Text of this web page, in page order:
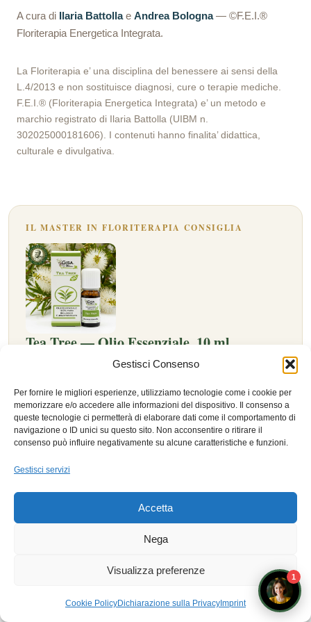
Gestisci Consenso
Per fornire le migliori esperienze, utilizziamo tecnologie come i cookie per
memorizzare e/o accedere alle informazioni del dispositivo. Il consenso a
queste tecnologie ci permetterà di elaborare dati come il comportamento di
navigazione o ID unici su questo sito. Non acconsentire o ritirare il
consenso può influire negativamente su alcune caratteristiche e funzioni.
Gestisci servizi
Accetta
Nega
Visualizza preferenze
Cookie PolicyDichiarazione sulla Privacy Imprint
A cura di Ilaria Battollae Andrea Bologna— ©F.E.I.®
Floriterapia Energetica Integrata.
La Floriterapia e’ una disciplina del benessere ai sensi della
L.4/2013 e non sostituisce diagnosi, cure o terapie mediche.
F.E.I.® (Floriterapia Energetica Integrata) e’ un metodo e
marchio registrato di Ilaria Battolla (UIBM n.
302025000181606). I contenuti hanno finalita’ didattica,
culturale e divulgativa.
IL MASTER IN FLORITERAPIA CONSIGLIA
Tea Tree — Olio Essenziale, 10 ml
Olio essenziale per l’aromaterapia, da esplorare in chiave
Vedi nell’Erboristeria →
operatore del benessere ai sensi della L.4/2013, non figura sanitaria: nessuna
indicazione terapeutica o consiglio di assunzione.
NELLA NATUROPATIA: GUIDA COMPLETA
7 ASPETTI ESSENZIALI DELLA PRIVACY
NATUROPATIA E PROTEZIONE DATI: GUIDA GDPR
COMPLETA
1
Prenota un appuntamento con i docenti